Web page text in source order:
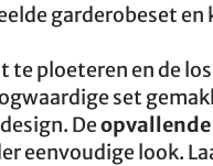
garderobeset en
ploeteren en de
set
De
eenvoudige look.